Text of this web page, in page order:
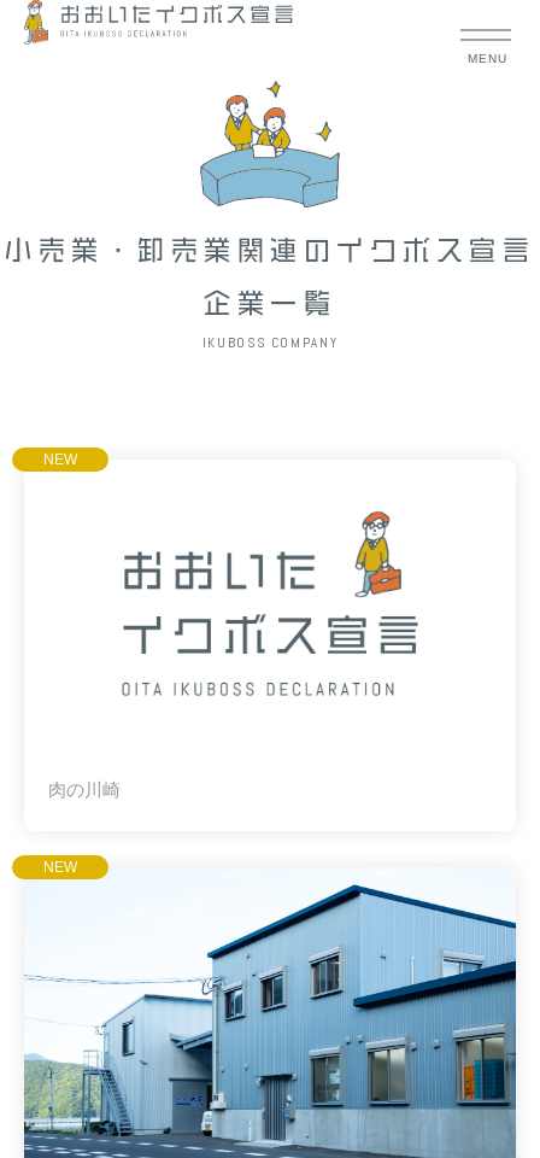
MENU
小売業・卸売業関連のイクボス宣言
企業一覧
IKUBOSS COMPANY
NEW
肉の川崎
NEW